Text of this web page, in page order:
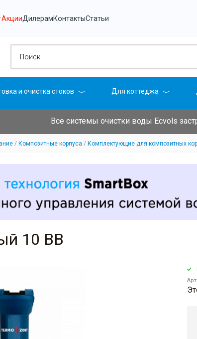
АкцииДилерамКонтактыСтатьи
и очистка стоков Для коттеджа
Все системы очистки воды Ecvols
Композитные корпуса Комплектующие для композитных
10 BB